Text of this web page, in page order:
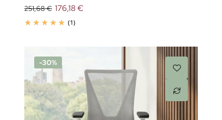
251,68 €
(1)
176,18 €
-30%